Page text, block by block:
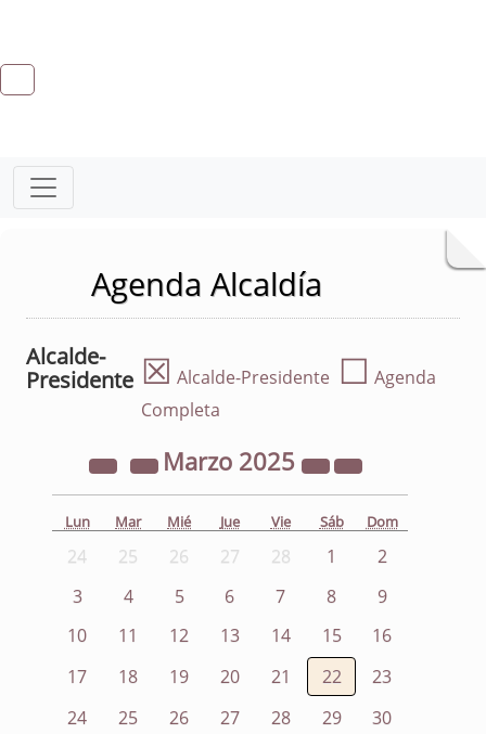
Agenda Alcaldía
Alcalde-
Presidente ☒ Alcalde-Presidente ☐ Agenda
Completa
Marzo 2025
Lun Mar Mié Jue Vie Sáb Dom
24 25 26 27 28 1
2
3
4 5 6 7 8
9
10
11 12 13 14 15
16
17
18 19 20 21 22
23
24
25 26 27 28 29
30